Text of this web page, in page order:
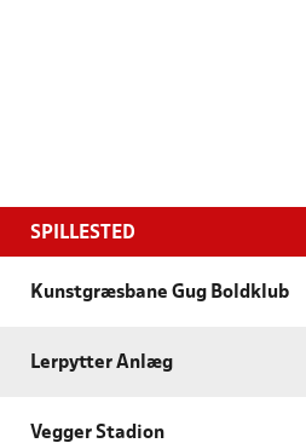
SPILLESTED
Kunstgræsbane Gug Boldklub
Lerpytter Anlæg
Vegger Stadion